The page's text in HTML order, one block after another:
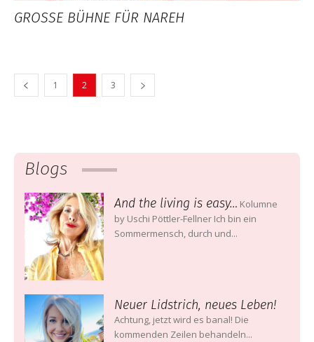
GROSSE BÜHNE FÜR NAREH
1 2 3
Blogs
And the living is easy… Kolumne
by Uschi Pöttler-Fellner Ich bin ein
Sommermensch, durch und...
Neuer Lidstrich, neues Leben!
Achtung, jetzt wird es banal! Die
kommenden Zeilen behandeln...